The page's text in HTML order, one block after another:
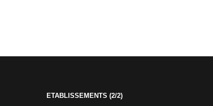
ETABLISSEMENTS (2/2)